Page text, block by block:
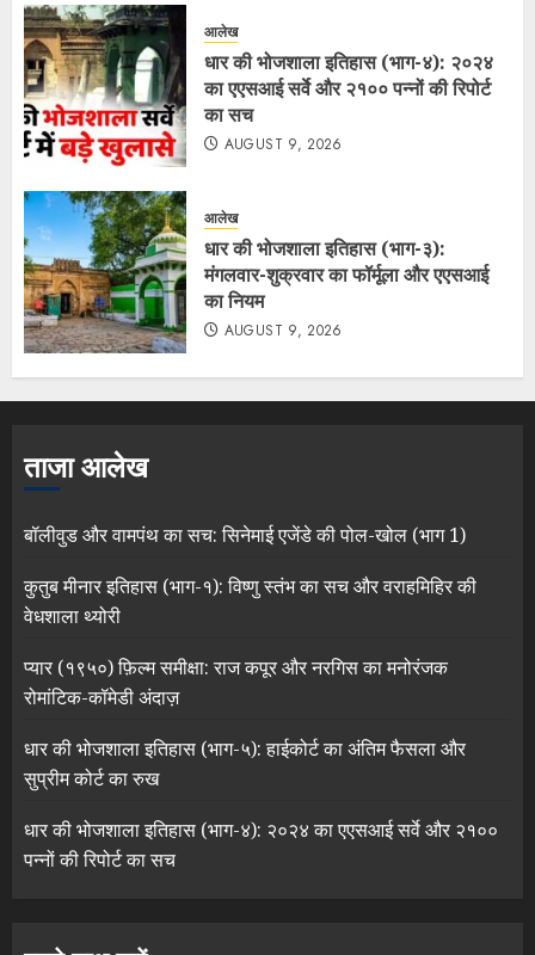
आलेख
धार की भोजशाला इतिहास (भाग-४): २०२४
का एएसआई सर्वे और २१०० पन्नों की रिपोर्ट
का सच
AUGUST 9, 2026
आलेख
धार की भोजशाला इतिहास (भाग-३):
मंगलवार-शुक्रवार का फॉर्मूला और एएसआई
का नियम
AUGUST 9, 2026
ताजा आलेख
बॉलीवुड और वामपंथ का सच: सिनेमाई एजेंडे की पोल-खोल (भाग 1)
कुतुब मीनार इतिहास (भाग-१): विष्णु स्तंभ का सच और वराहमिहिर की
वेधशाला थ्योरी
प्यार (१९५०) फ़िल्म समीक्षा: राज कपूर और नरगिस का मनोरंजक
रोमांटिक-कॉमेडी अंदाज़
धार की भोजशाला इतिहास (भाग-५): हाईकोर्ट का अंतिम फैसला और
सुप्रीम कोर्ट का रुख
धार की भोजशाला इतिहास (भाग-४): २०२४ का एएसआई सर्वे और २१००
पन्नों की रिपोर्ट का सच